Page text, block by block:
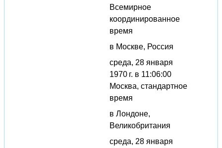
Всемирное
координированное
время
в Москве, Россия
среда, 28 января
1970 г. в 11:06:00
Москва, стандартное
время
в Лондоне,
Великобритания
среда, 28 января